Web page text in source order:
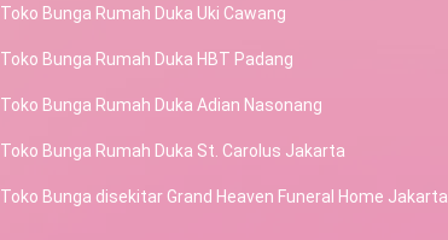
Toko Bunga Rumah Duka Uki Cawang
Toko Bunga Rumah Duka HBT Padang
Toko Bunga Rumah Duka Adian Nasonang
Toko Bunga Rumah Duka St. Carolus Jakarta
Toko Bunga disekitar Grand Heaven Funeral Home Jakarta